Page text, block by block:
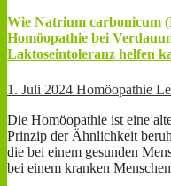
Wie Natrium carbonicum
Homöopathie bei
Laktoseintoleranz helfen
1. Juli 2024 Homöopathie
Die Homöopathie ist eine
Prinzip der Ähnlichkeit
die bei einem gesunden
bei einem kranken